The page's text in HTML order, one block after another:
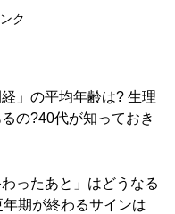
ク
」の平均年齢は? 生理
の?40代が知っておき
ったあと」はどうなる
期が終わるサインは